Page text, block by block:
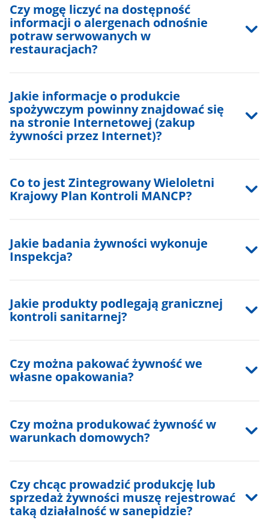
Czy mogę liczyć na dostępność
informacji o alergenach odnośnie
potraw serwowanych w
restauracjach?
Jakie informacje o produkcie
spożywczym powinny znajdować się
na stronie Internetowej (zakup
żywności przez Internet)?
Co to jest Zintegrowany Wieloletni
Krajowy Plan Kontroli MANCP?
Jakie badania żywności wykonuje
Inspekcja?
Jakie produkty podlegają granicznej
kontroli sanitarnej?
Czy można pakować żywność we
własne opakowania?
Czy można produkować żywność w
warunkach domowych?
Czy chcąc prowadzić produkcję lub
sprzedaż żywności muszę rejestrować
taką działalność w sanepidzie?